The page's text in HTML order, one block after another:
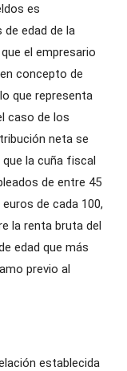
es
edad de la
el empresario
concepto de
que representa
caso de los
neta se
la cuña fiscal
de entre 45
de cada 100,
la renta bruta del
edad que más
previo al
establecida